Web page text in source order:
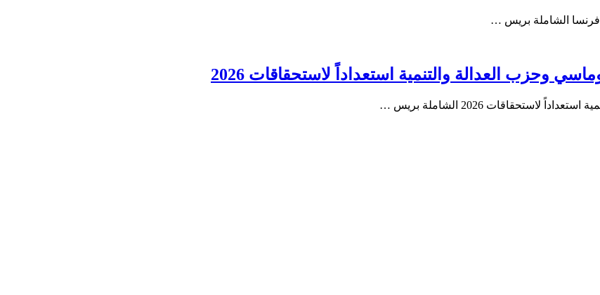
الشاملة بريس …
وحزب العدالة والتنمية استعداداً لاستحقاقات 2026
2026 الشاملة بريس …